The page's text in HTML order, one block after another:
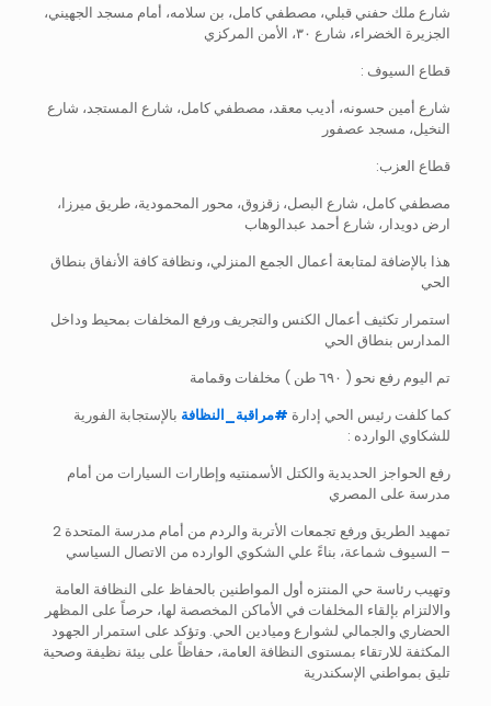
شارع ملك حفني قبلي، مصطفي كامل، بن سلامه، أمام مسجد الجهيني،
الجزيرة الخضراء، شارع ٣٠، الأمن المركزي
قطاع السيوف :
شارع أمين حسونه، أديب معقد، مصطفي كامل، شارع المستجد، شارع
النخيل، مسجد عصفور
قطاع العزب:
مصطفي كامل، شارع البصل، زقزوق، محور المحمودية، طريق ميرزا،
ارض دويدار، شارع أحمد عبدالوهاب
هذا بالإضافة لمتابعة أعمال الجمع المنزلي، ونظافة كافة الأنفاق بنطاق
الحي
استمرار تكثيف أعمال الكنس والتجريف ورفع المخلفات بمحيط وداخل
المدارس بنطاق الحي
تم اليوم رفع نحو ( ٦٩٠ طن ) مخلفات وقمامة
كما كلفت رئيس الحي إدارة #مراقبة_النظافة بالإستجابة الفورية
للشكاوي الوارده :
رفع الحواجز الحديدية والكتل الأسمنتيه وإطارات السيارات من أمام
مدرسة على المصري
تمهيد الطريق ورفع تجمعات الأتربة والردم من أمام مدرسة المتحدة 2
– السيوف شماعة، بناءً علي الشكوي الوارده من الاتصال السياسي
وتهيب رئاسة حي المنتزه أول المواطنين بالحفاظ على النظافة العامة
والالتزام بإلقاء المخلفات في الأماكن المخصصة لها، حرصاً على المظهر
الحضاري والجمالي لشوارع وميادين الحي. وتؤكد على استمرار الجهود
المكثفة للارتقاء بمستوى النظافة العامة، حفاظاً على بيئة نظيفة وصحية
تليق بمواطني الإسكندرية